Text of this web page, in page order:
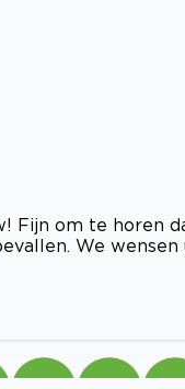
Fijn om te horen
We